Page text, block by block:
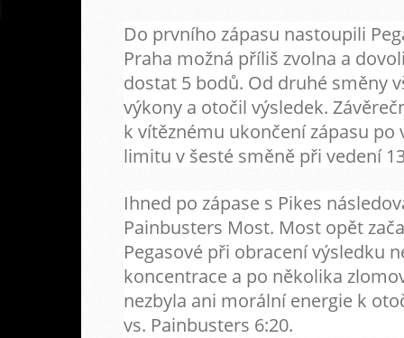
Do prvního zápasu nastoupili
Praha možná příliš zvolna a
dostat 5 bodů. Od druhé směny
výkony a otočil výsledek.
k vítěznému ukončení zápasu po
limitu v šesté směně při vedení
Ihned po zápase s Pikes
Painbusters Most. Most opět
Pegasové při obracení výsledku
koncentrace a po několika
nezbyla ani morální energie k
vs. Painbusters 6:20.